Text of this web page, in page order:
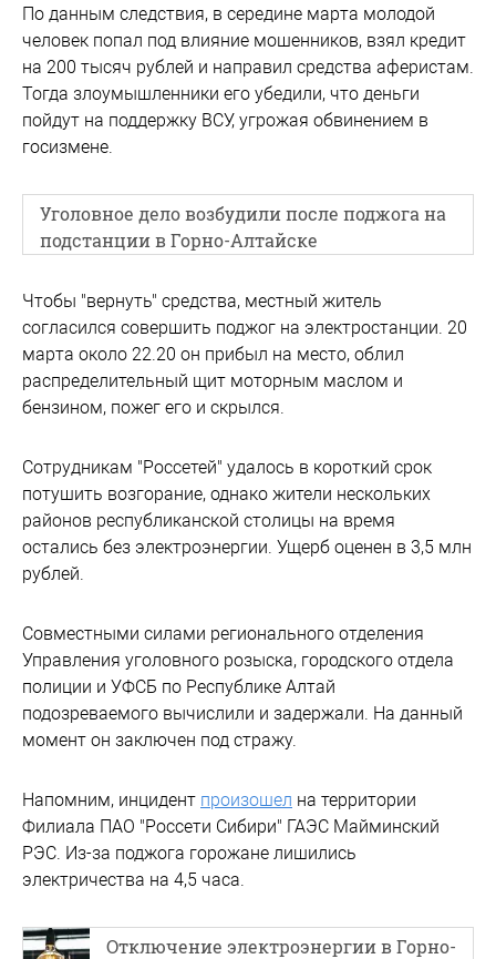
По данным следствия, в середине марта молодой
человек попал под влияние мошенников, взял кредит
на 200 тысяч рублей и направил средства аферистам.
Тогда злоумышленники его убедили, что деньги
пойдут на поддержку ВСУ, угрожая обвинением в
госизмене.
Уголовное дело возбудили после поджога на
подстанции в Горно-Алтайске
Чтобы "вернуть" средства, местный житель
согласился совершить поджог на электростанции. 20
марта около 22.20 он прибыл на место, облил
распределительный щит моторным маслом и
бензином, пожег его и скрылся.
Сотрудникам "Россетей" удалось в короткий срок
потушить возгорание, однако жители нескольких
районов республиканской столицы на время
остались без электроэнергии. Ущерб оценен в 3,5 млн
рублей.
Совместными силами регионального отделения
Управления уголовного розыска, городского отдела
полиции и УФСБ по Республике Алтай
подозреваемого вычислили и задержали. На данный
момент он заключен под стражу.
Напомним, инцидент произошел на территории
Филиала ПАО "Россети Сибири" ГАЭС Майминский
РЭС. Из-за поджога горожане лишились
электричества на 4,5 часа.
Отключение электроэнергии в Горно-